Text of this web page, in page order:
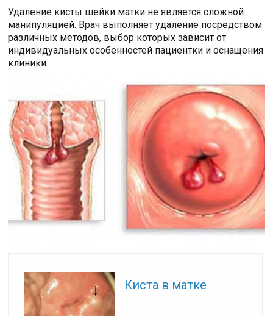
Удаление кисты шейки матки не является сложной
манипуляцией. Врач выполняет удаление посредством
различных методов, выбор которых зависит от
индивидуальных особенностей пациентки и оснащения
клиники.
Киста в матке